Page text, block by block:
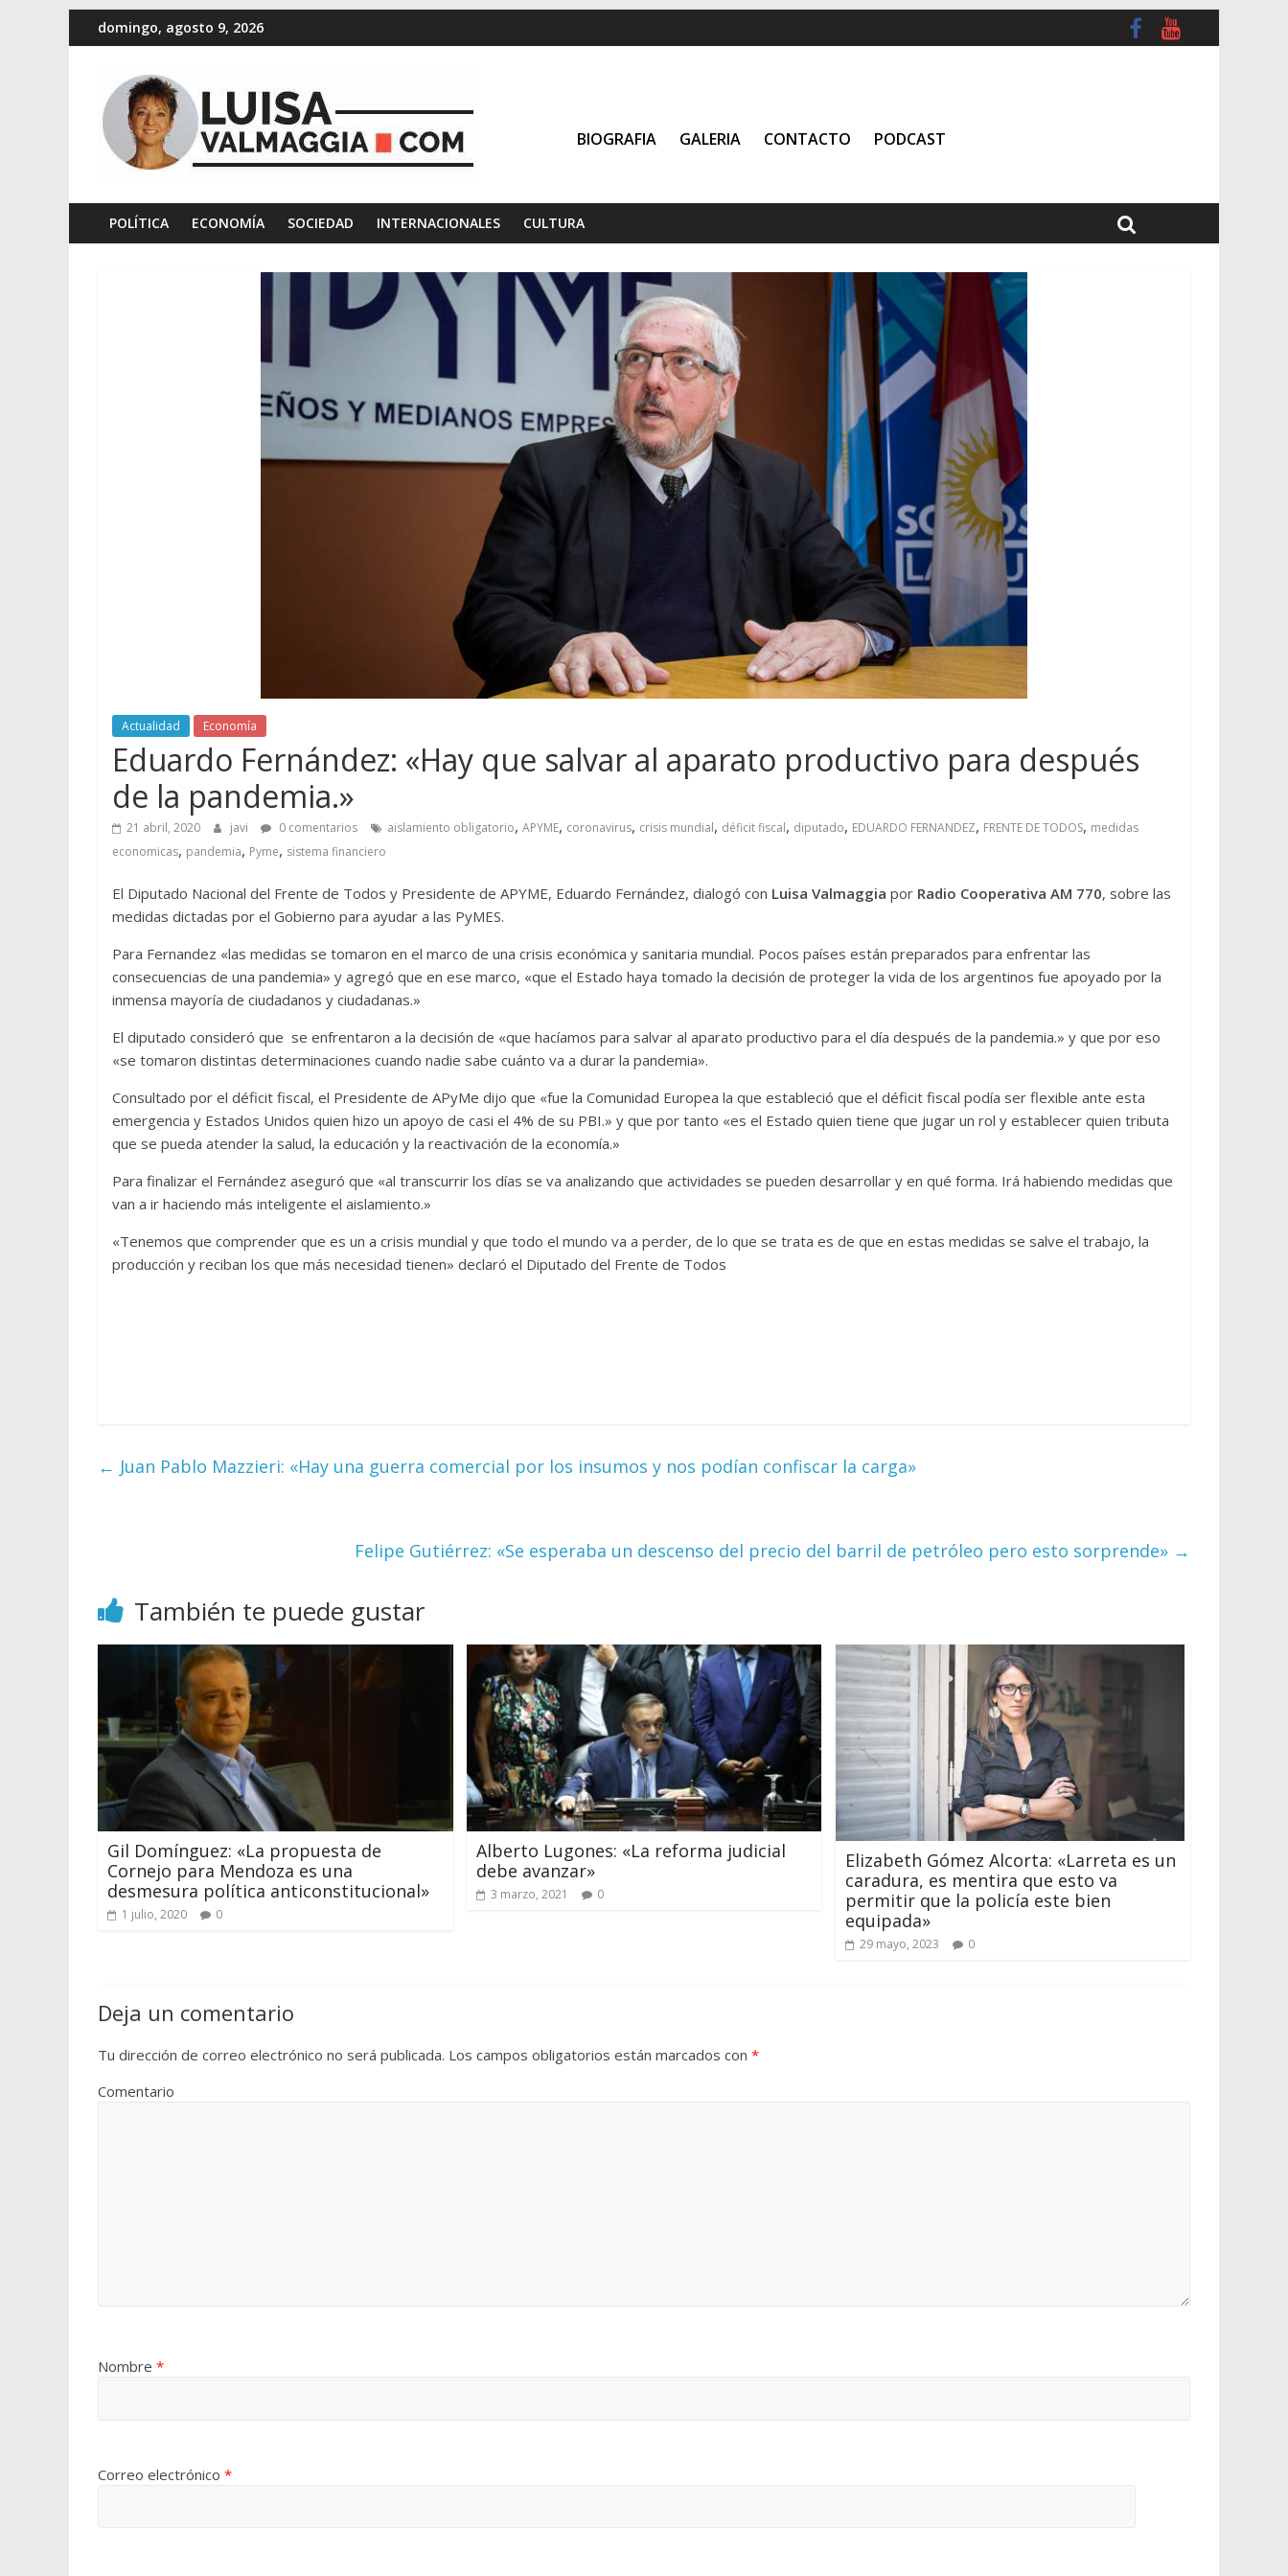
domingo, agosto 9, 2026
BIOGRAFIA GALERIA CONTACTO PODCAST
POLÍTICA ECONOMÍA SOCIEDAD INTERNACIONALES CULTURA
Actualidad Economía
Eduardo Fernández: «Hay que salvar al aparato productivo para después
de la pandemia.»
21 abril, 2020 javi 0 comentarios aislamiento obligatorio, APYME, coronavirus, crisis mundial, déficit fiscal, diputado, EDUARDO FERNANDEZ, FRENTE DE TODOS, medidas
economicas, pandemia, Pyme, sistema financiero
El Diputado Nacional del Frente de Todos y Presidente de APYME, Eduardo Fernández, dialogó con Luisa Valmaggia por Radio Cooperativa AM 770, sobre las
medidas dictadas por el Gobierno para ayudar a las PyMES.
Para Fernandez «las medidas se tomaron en el marco de una crisis económica y sanitaria mundial. Pocos países están preparados para enfrentar las
consecuencias de una pandemia» y agregó que en ese marco, «que el Estado haya tomado la decisión de proteger la vida de los argentinos fue apoyado por la
inmensa mayoría de ciudadanos y ciudadanas.»
El diputado consideró que se enfrentaron a la decisión de «que hacíamos para salvar al aparato productivo para el día después de la pandemia.» y que por eso
«se tomaron distintas determinaciones cuando nadie sabe cuánto va a durar la pandemia».
Consultado por el déficit fiscal, el Presidente de APyMe dijo que «fue la Comunidad Europea la que estableció que el déficit fiscal podía ser flexible ante esta
emergencia y Estados Unidos quien hizo un apoyo de casi el 4% de su PBI.» y que por tanto «es el Estado quien tiene que jugar un rol y establecer quien tributa
que se pueda atender la salud, la educación y la reactivación de la economía.»
Para finalizar el Fernández aseguró que «al transcurrir los días se va analizando que actividades se pueden desarrollar y en qué forma. Irá habiendo medidas que
van a ir haciendo más inteligente el aislamiento.»
«Tenemos que comprender que es un a crisis mundial y que todo el mundo va a perder, de lo que se trata es de que en estas medidas se salve el trabajo, la
producción y reciban los que más necesidad tienen» declaró el Diputado del Frente de Todos
← Juan Pablo Mazzieri: «Hay una guerra comercial por los insumos y nos podían confiscar la carga»
Felipe Gutiérrez: «Se esperaba un descenso del precio del barril de petróleo pero esto sorprende» →
También te puede gustar
Gil Domínguez: «La propuesta de
Cornejo para Mendoza es una
desmesura política anticonstitucional»
1 julio, 2020 0
Alberto Lugones: «La reforma judicial
debe avanzar»
3 marzo, 2021 0
Elizabeth Gómez Alcorta: «Larreta es un
caradura, es mentira que esto va
permitir que la policía este bien
equipada»
29 mayo, 2023 0
Deja un comentario
Tu dirección de correo electrónico no será publicada. Los campos obligatorios están marcados con *
Comentario
Nombre *
Correo electrónico *